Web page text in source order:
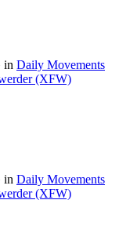
in Daily Movements
(XFW)
in Daily Movements
(XFW)